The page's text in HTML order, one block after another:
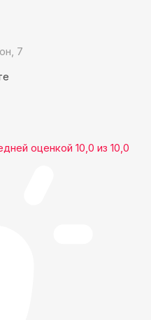
7
оценкой 10,0 из 10,0